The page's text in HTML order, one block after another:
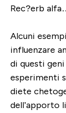
Rec?erb
Alcuni
influenzare
di questi
esperimenti
diete
dell’apporto